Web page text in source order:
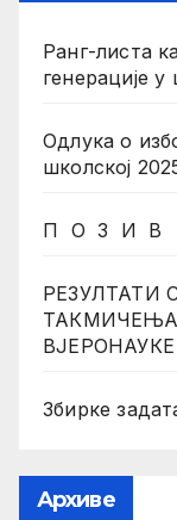
Ранг-листа
генерације
Одлука о
школској
П О З И В
РЕЗУЛТАТИ
ВЈЕРОНАУКЕ
Збирке
Архиве